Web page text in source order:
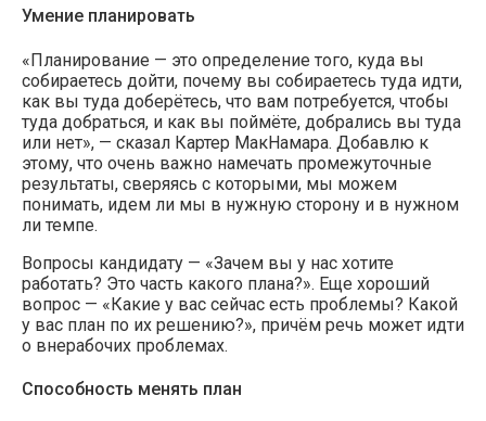
Умение планировать
«Планирование — это определение того, куда вы
собираетесь дойти, почему вы собираетесь туда идти,
как вы туда доберётесь, что вам потребуется, чтобы
туда добраться, и как вы поймёте, добрались вы туда
или нет», — сказал Картер МакНамара. Добавлю к
этому, что очень важно намечать промежуточные
результаты, сверяясь с которыми, мы можем
понимать, идем ли мы в нужную сторону и в нужном
ли темпе.
Вопросы кандидату — «Зачем вы у нас хотите
работать? Это часть какого плана?». Еще хороший
вопрос — «Какие у вас сейчас есть проблемы? Какой
у вас план по их решению?», причём речь может идти
о внерабочих проблемах.
Способность менять план